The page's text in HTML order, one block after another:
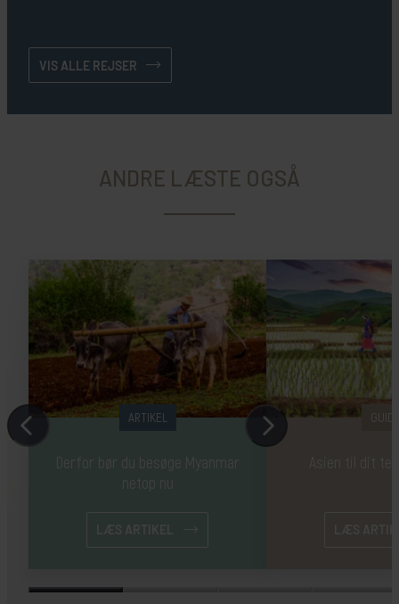
VIS ALLE REJSER
ANDRE LÆSTE OGSÅ
ARTIKEL
Derfor bør du besøge Myanmar
netop nu
LÆS ARTIKEL